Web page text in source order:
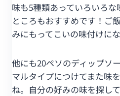
味も5種類あっていろいろ
ところもおすすめです！ご
みにもってこいの味付けに
他にも20ペソのディップソ
マルタイプにつけてまた味
ね。自分の好みの味を探し